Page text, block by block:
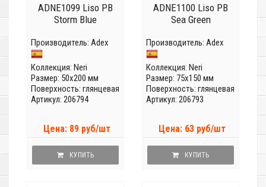
ADNE1099 Liso PB
Storm Blue
Производитель: Adex
Коллекция: Neri
Размер: 50x200 мм
Поверхность: глянцевая
Артикул: 206794
Цена: 89 руб/шт
КУПИТЬ
ADNE1100 Liso PB
Sea Green
Производитель: Adex
Коллекция: Neri
Размер: 75x150 мм
Поверхность: глянцевая
Артикул: 206793
Цена: 63 руб/шт
КУПИТЬ